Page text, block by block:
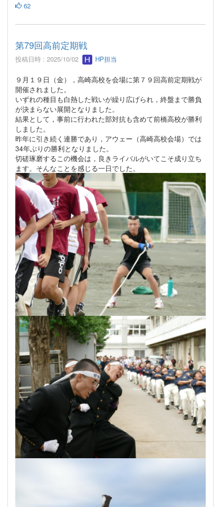
62
第79回高前定期戦
投稿日時 : 2025/10/02 HP担当
９月１９日（金），高崎高校を会場に第７９回高前定期戦が
開催されました。
いずれの種目も白熱した戦いが繰り広げられ，終盤まで勝負
が決まらない展開となりました。
結果として，事前に行われた部対抗も含めて前橋高校が勝利
しました。
昨年に引き続く連勝であり，アウェー（高崎高校会場）では
34年ぶりの勝利となりました。
切磋琢磨するこの機会は，良きライバルがいてこそ成り立ち
ます。そんなことを感じる一日でした。